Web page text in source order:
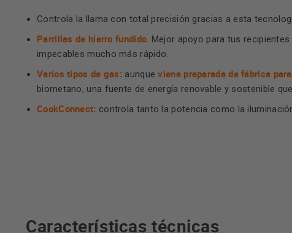
Controla la llama con total precisión gracias a esta
Parrillas de hierro fundido. Mejor apoyo para tus
impecables mucho más rápido.
Varios tipos de gas: aunqueviene preparada de fábrica
biometano, una fuente de energía renovable y sostenible
CookConnect: controla tanto la potencia como la
Características técnicas